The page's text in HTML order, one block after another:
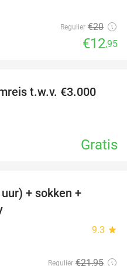
Regulier €20
€12,95
t.w.v. €3.000
Gratis
+ sokken +
9.3 star
Regulier €21,95